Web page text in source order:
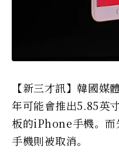
【新三才訊】韓國媒
年可能會推出5.85英
板的iPhone手機。
手機則被取消。